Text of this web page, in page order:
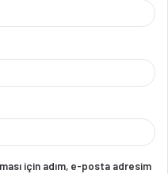
için adım, e-posta adresim